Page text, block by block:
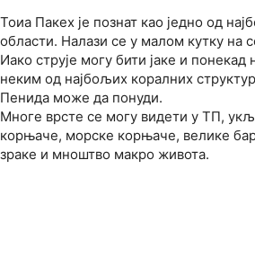
Тоиа Пакех је познат као једно од
области. Налази се у малом кутку на
Иако струје могу бити јаке и
неким од најбољих коралних
Пенида може да понуди.
Многе врсте се могу видети у ТП,
корњаче, морске корњаче, велике
зраке и мноштво макро живота.